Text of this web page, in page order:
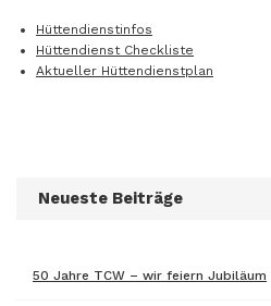
Hüttendienstinfos
Hüttendienst Checkliste
Aktueller Hüttendienstplan
Neueste Beiträge
50 Jahre TCW – wir feiern Jubiläum